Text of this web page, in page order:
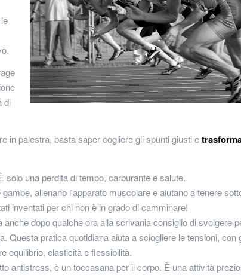
di
in palestra, basta saper cogliere gli spunti giusti e
solo una perdita di tempo, carburante e salute.
allenano l'apparato muscolare e aiutano a tenere
inventati per chi non è in grado di camminare!
dopo qualche ora alla scrivania consiglio di svolgere
Questa pratica quotidiana aiuta a sciogliere le tensioni, con
equilibrio, elasticità e flessibilità.
antistress, è un toccasana per il corpo. È una attività